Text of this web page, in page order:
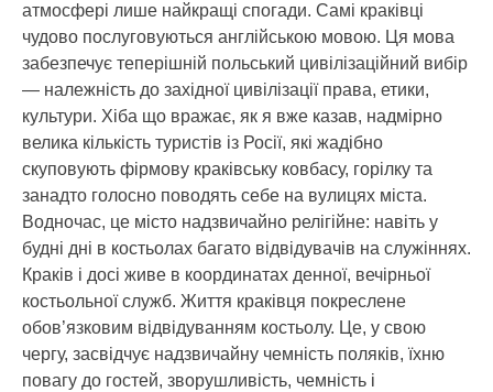
атмосфері лише найкращі спогади. Самі краківці
чудово послуговуються англійською мовою. Ця мова
забезпечує теперішній польський цивілізаційний вибір
— належність до західної цивілізації права, етики,
культури. Хіба що вражає, як я вже казав, надмірно
велика кількість туристів із Росії, які жадібно
скуповують фірмову краківську ковбасу, горілку та
занадто голосно поводять себе на вулицях міста.
Водночас, це місто надзвичайно релігійне: навіть у
будні дні в костьолах багато відвідувачів на служіннях.
Краків і досі живе в координатах денної, вечірньої
костьольної служб. Життя краківця покреслене
обов’язковим відвідуванням костьолу. Це, у свою
чергу, засвідчує надзвичайну чемність поляків, їхню
повагу до гостей, зворушливість, чемність і